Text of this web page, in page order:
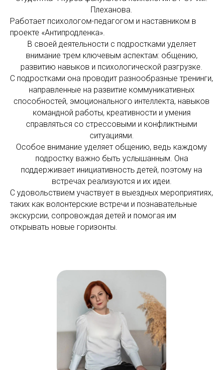
Плеханова.
Работает психологом-педагогом и наставником в
проекте «Антипродленка».
В своей деятельности с подростками уделяет
внимание трем ключевым аспектам: общению,
развитию навыков и психологической разгрузке.
С подростками она проводит разнообразные тренинги,
направленные на развитие коммуникативных
способностей, эмоционального интеллекта, навыков
командной работы, креативности и умения
справляться со стрессовыми и конфликтными
ситуациями.
Особое внимание уделяет общению, ведь каждому
подростку важно быть услышанным. Она
поддерживает инициативность детей, поэтому на
встречах реализуются и их идеи.
С удовольствием участвует в выездных мероприятиях,
таких как волонтерские встречи и познавательные
экскурсии, сопровождая детей и помогая им
открывать новые горизонты.